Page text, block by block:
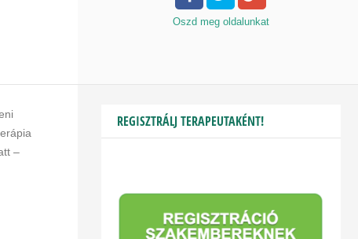
Oszd meg oldalunkat
–
REGISZTRÁLJ TERAPEUTAKÉNT!